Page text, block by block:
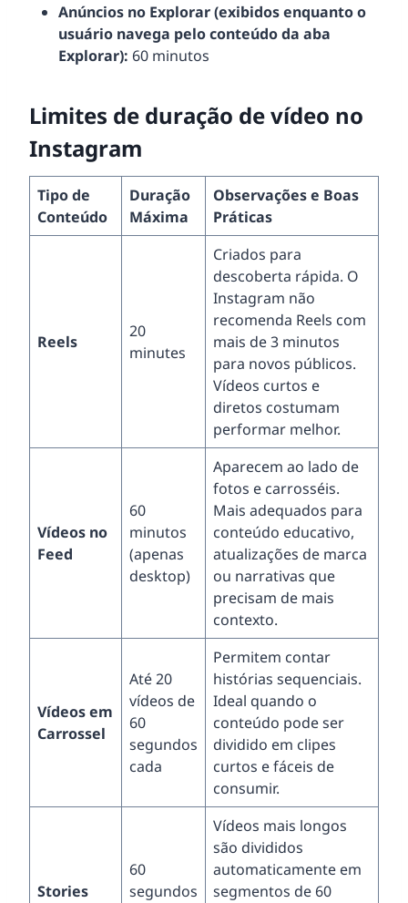
Anúncios no Explorar (exibidos enquanto o
usuário navega pelo conteúdo da aba
Explorar): 60 minutos
Limites de duração de vídeo no
Instagram
Tipo de
Conteúdo
Duração
Máxima
Observações e Boas
Práticas
Reels
20
minutes
Criados para
descoberta rápida. O
Instagram não
recomenda Reels com
mais de 3 minutos
para novos públicos.
Vídeos curtos e
diretos costumam
performar melhor.
Vídeos no
Feed
60
minutos
(apenas
desktop)
Aparecem ao lado de
fotos e carrosséis.
Mais adequados para
conteúdo educativo,
atualizações de marca
ou narrativas que
precisam de mais
contexto.
Vídeos em
Carrossel
Até 20
vídeos de
60
segundos
cada
Permitem contar
histórias sequenciais.
Ideal quando o
conteúdo pode ser
dividido em clipes
curtos e fáceis de
consumir.
Stories
60
segundos
Vídeos mais longos
são divididos
automaticamente em
segmentos de 60